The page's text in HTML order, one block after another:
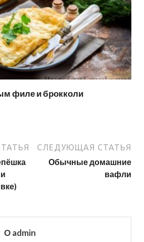
филе и брокколи
СЛЕДУЮЩАЯ СТАТЬЯ
Обычные домашние
вафли
О admin